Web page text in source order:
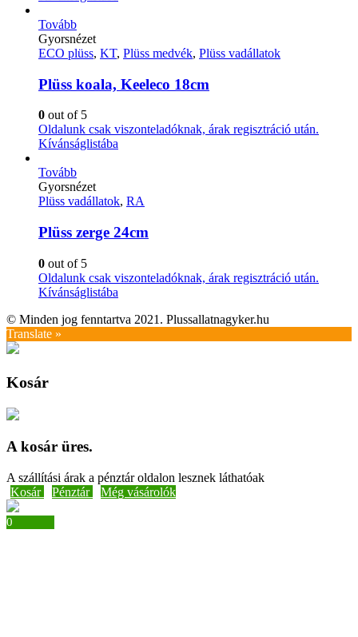
Tovább
Gyorsnézet
ECO plüss, KT, Plüss medvék, Plüss vadállatok
Plüss koala, Keeleco 18cm
0 out of 5
Oldalunk csak viszonteladóknak, árak regisztráció után.
Kívánságlistába
Tovább
Gyorsnézet
Plüss vadállatok, RA
Plüss zerge 24cm
0 out of 5
Oldalunk csak viszonteladóknak, árak regisztráció után.
Kívánságlistába
© Minden jog fenntartva 2021. Plussallatnagyker.hu
Translate »
Kosár
A kosár üres.
A szállítási árak a pénztár oldalon lesznek láthatóak
Kosár
Pénztár Még vásárolók
0